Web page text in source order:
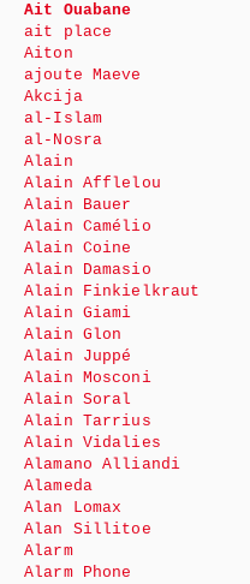
Ait Ouabane
ait place
Aiton
ajoute Maeve
Akcija
al-Islam
al-Nosra
Alain
Alain Afflelou
Alain Bauer
Alain Camélio
Alain Coine
Alain Damasio
Alain Finkielkraut
Alain Giami
Alain Glon
Alain Juppé
Alain Mosconi
Alain Soral
Alain Tarrius
Alain Vidalies
Alamano Alliandi
Alameda
Alan Lomax
Alan Sillitoe
Alarm
Alarm Phone